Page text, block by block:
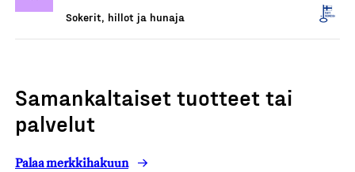
Sokerit, hillot ja hunaja
Samankaltaiset tuotteet tai
palvelut
Palaa merkkihakuun